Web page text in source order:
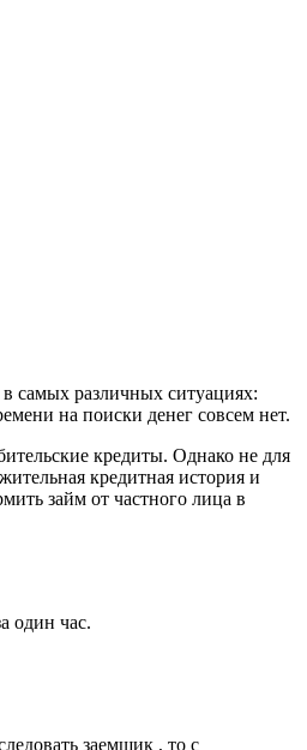
самых различных ситуациях:
на поиски денег совсем нет.
кредиты. Однако не для
кредитная история и
займ от частного лица в
один час.
заемщик , то с